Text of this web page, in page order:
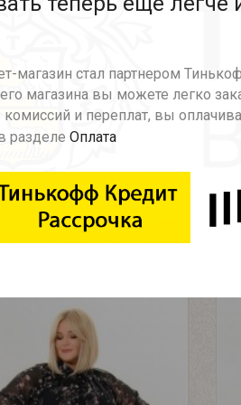
магазин стал партнером
магазина вы можете легко
и переплат, вы
разделе Оплата
Описание
часть отрезная,
и образует каскадную
Модель выполнена из